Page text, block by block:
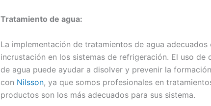
Tratamiento de agua:
La implementación de tratamientos de agua
incrustación en los sistemas de refrigeración. El uso
de agua puede ayudar a disolver y prevenir la
con Nilsson, ya que somos profesionales en
productos son los más adecuados para sus sistema.